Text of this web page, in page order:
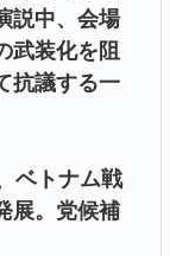
説中、会場
武装化を阻
抗議する一
ベトナム戦
展。党候補